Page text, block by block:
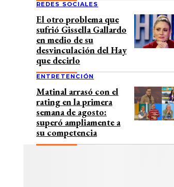
REDES SOCIALES
El otro problema que
sufrió Gissella Gallardo
en medio de su
desvinculación del Hay
que decirlo
ENTRETENCIÓN
Matinal arrasó con el
rating en la primera
semana de agosto:
superó ampliamente a
su competencia